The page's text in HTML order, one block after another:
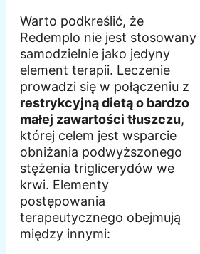
Warto podkreślić, że
Redemplo nie jest stosowany
samodzielnie jako jedyny
element terapii. Leczenie
prowadzi się w połączeniu z
restrykcyjną dietą o bardzo
małej zawartości tłuszczu,
której celem jest wsparcie
obniżania podwyższonego
stężenia triglicerydów we
krwi. Elementy
postępowania
terapeutycznego obejmują
między innymi: